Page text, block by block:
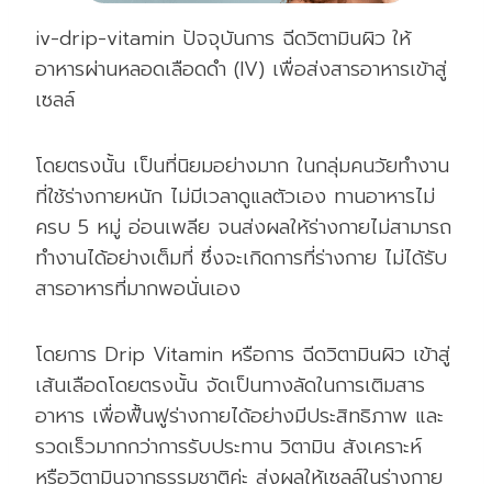
iv-drip-vitamin ปัจจุบันการ ฉีดวิตามินผิว ให้
อาหารผ่านหลอดเลือดดำ (IV) เพื่อส่งสารอาหารเข้าสู่
เซลล์
โดยตรงนั้น เป็นที่นิยมอย่างมาก ในกลุ่มคนวัยทำงาน
ที่ใช้ร่างกายหนัก ไม่มีเวลาดูแลตัวเอง ทานอาหารไม่
ครบ 5 หมู่ อ่อนเพลีย จนส่งผลให้ร่างกายไม่สามารถ
ทำงานได้อย่างเต็มที่ ซึ่งจะเกิดการที่ร่างกาย ไม่ได้รับ
สารอาหารที่มากพอนั่นเอง
โดยการ Drip Vitamin หรือการ ฉีดวิตามินผิว เข้าสู่
เส้นเลือดโดยตรงนั้น จัดเป็นทางลัดในการเติมสาร
อาหาร เพื่อฟื้นฟูร่างกายได้อย่างมีประสิทธิภาพ และ
รวดเร็วมากกว่าการรับประทาน วิตามิน สังเคราะห์
หรือวิตามินจากธรรมชาติค่ะ ส่งผลให้เซลล์ในร่างกาย